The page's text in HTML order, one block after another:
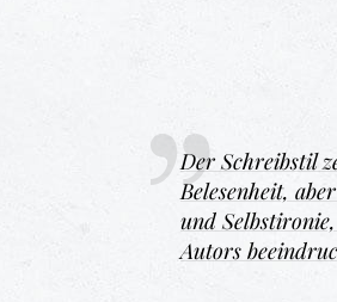
Der Schreibstil
Belesenheit,
und
Autors